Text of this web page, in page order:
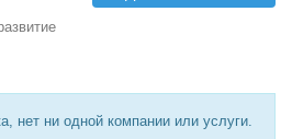
нет ни одной компании или услуги.